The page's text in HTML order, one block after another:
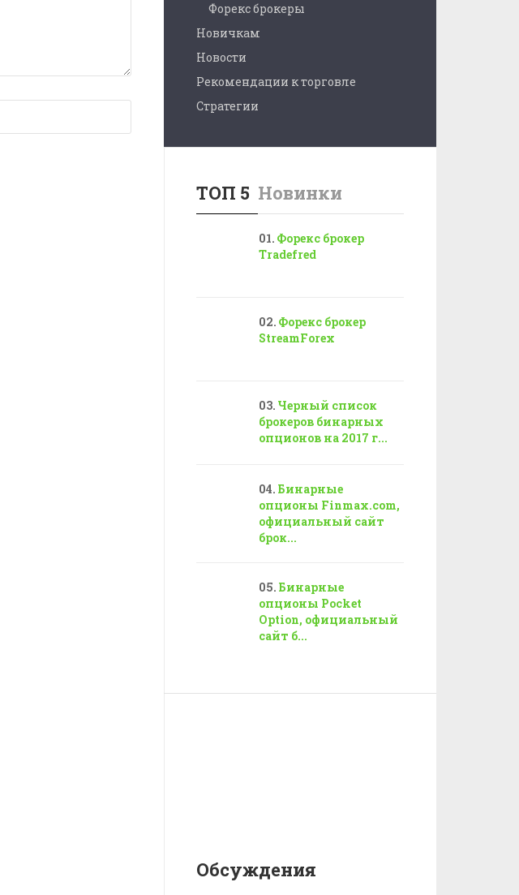
Форекс брокеры
Новичкам
Новости
Рекомендации к торговле
Стратегии
ТОП 5 Новинки
Форекс брокер
Tradefred
Форекс брокер
StreamForex
Черный список
брокеров бинарных
опционов на 2017 г...
Бинарные
опционы Finmax.com,
официальный сайт
брок...
Бинарные
опционы Pocket
Option, официальный
сайт б...
Обсуждения